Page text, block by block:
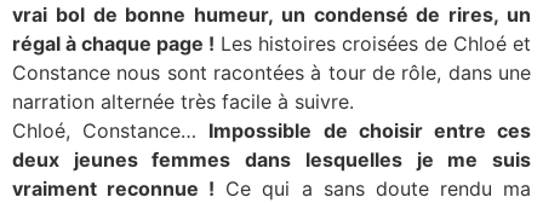
vrai bol de bonne humeur, un condensé de rires, un
régal à chaque page ! Les histoires croisées de Chloé et
Constance nous sont racontées à tour de rôle, dans une
narration alternée très facile à suivre.
Chloé, Constance… Impossible de choisir entre ces
deux jeunes femmes dans lesquelles je me suis
vraiment reconnue ! Ce qui a sans doute rendu ma